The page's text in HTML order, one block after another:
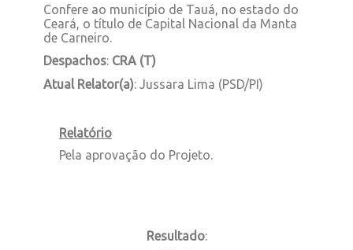
Confere ao município de Tauá, no estado do
Ceará, o título de Capital Nacional da Manta
de Carneiro.
Despachos: CRA (T)
Atual Relator(a): Jussara Lima (PSD/PI)
Relatório
Pela aprovação do Projeto.
Resultado: